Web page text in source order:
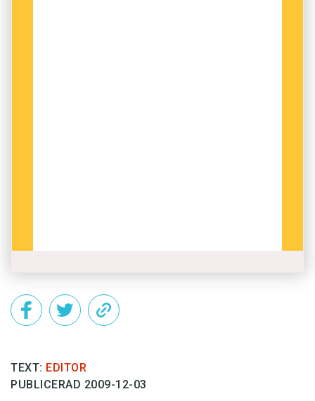
TEXT: EDITOR
PUBLICERAD 2009-12-03